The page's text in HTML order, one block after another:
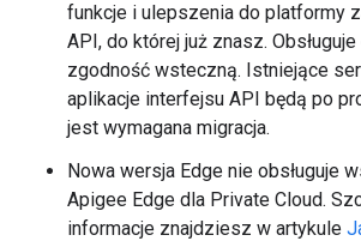
funkcje i ulepszenia do platformy
API, do której już znasz. Obsługuje
zgodność wsteczną. Istniejące
aplikacje interfejsu API będą po
jest wymagana migracja.
Nowa wersja Edge nie obsługuje
Apigee Edge dla Private Cloud.
informacje znajdziesz w artykule